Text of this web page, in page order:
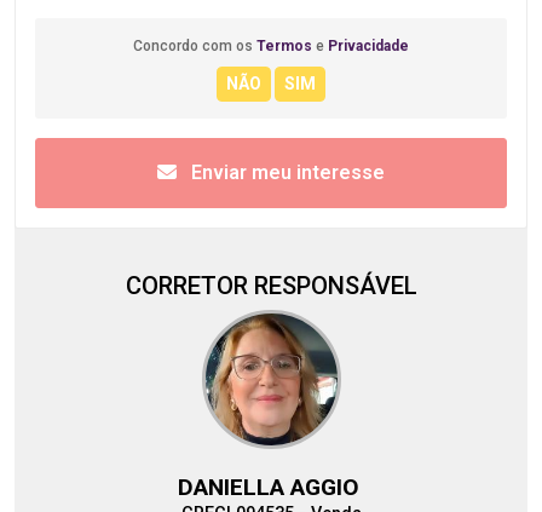
Concordo com os Termos e Privacidade
Enviar meu interesse
CORRETOR RESPONSÁVEL
DANIELLA AGGIO